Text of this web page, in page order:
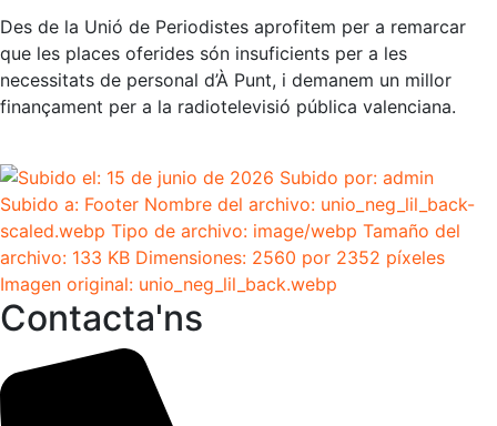
Des de la Unió de Periodistes aprofitem per a remarcar
que les places oferides són insuficients per a les
necessitats de personal d’À Punt, i demanem un millor
finançament per a la radiotelevisió pública valenciana.
Contacta'ns